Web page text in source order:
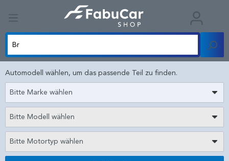
Automodell wählen, um das passende Teil zu finden.
Bitte Marke wählen
Bitte Modell wählen
Bitte Motortyp wählen